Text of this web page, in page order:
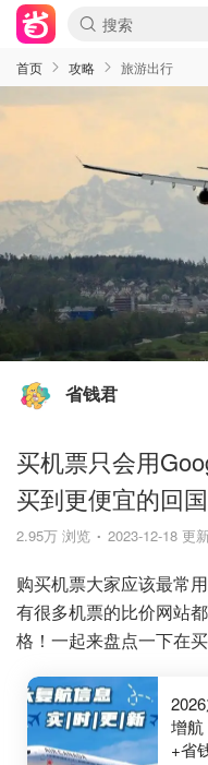
首页 攻略 旅游出行
省钱君
买机票只会用
买到更便宜的回国
2.95万 浏览 2023-12-18 更新
购买机票大家应该最常
有很多机票的比价网站
格！一起来盘点一下在
增航
+省